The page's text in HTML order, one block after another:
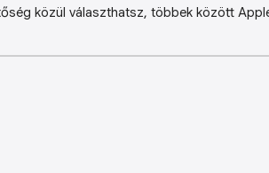
közül választhatsz, többek között